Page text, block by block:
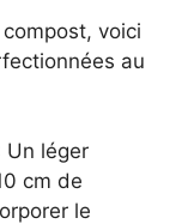
voici
au
Un léger
cm de
le